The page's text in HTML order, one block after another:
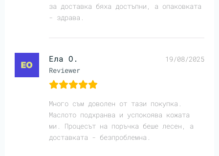
за доставка бяха достъпни, а опаковката
- здрава.
Ела О.
Reviewer
19/08/2025
Много съм доволен от тази покупка.
Маслото подхранва и успокоява кожата
ми. Процесът на поръчка беше лесен, а
доставката - безпроблемна.